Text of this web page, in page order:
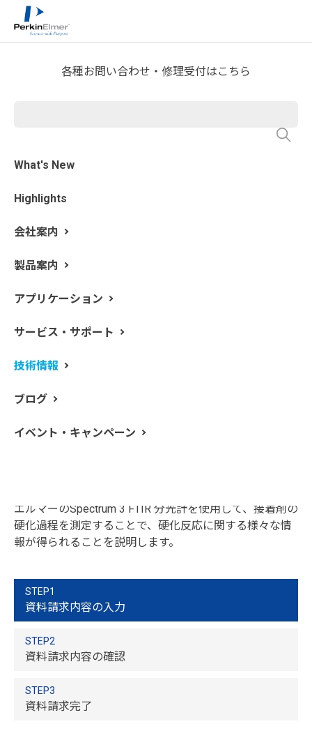
各種お問い合わせ・修理受付はこちら
What's New
Highlights
会社案内
製品案内
アプリケーション
サービス・サポート
技術情報
ブログ
イベント・キャンペーン
ホーム
シアノアクリレート硬化反応
硬化型の接着剤は、電子機器、使い捨て医療機器、さら
には航空宇宙部品を含む幅広い製品に広く使用されてい
ます。接着剤の硬化に関与する重合反応は、使用するモ
ノマーによって異なります。シアノアクリレートは急速
な硬化と高い接着強度を併せ持つため、最も多く使用さ
れる接着剤で、「瞬間接着剤」とも呼ばれます。
用途や物性によってさまざまな接着剤配合があるため、
接着時間を最適化するには、硬化速度をモニタリング
エルマーのSpectrum 3 FTIR 分光計を使用して、接着剤の
硬化過程を測定することで、硬化反応に関する様々な情
報が得られることを説明します。
STEP1
資料請求内容の入力
STEP2
資料請求内容の確認
STEP3
資料請求完了